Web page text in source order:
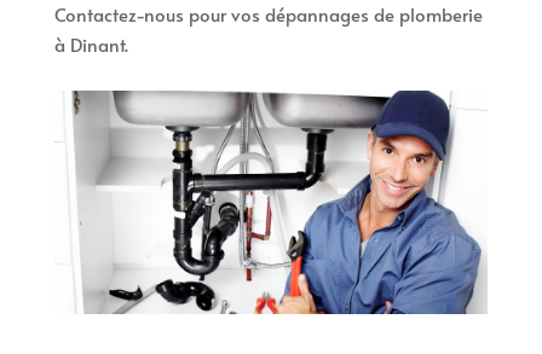
Contactez-nous pour vos dépannages de plomberie
à Dinant.